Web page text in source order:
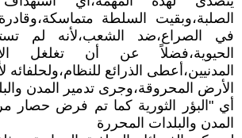
الصلبة،وبقيت السلطة
في الصراع،ضد الشعب،لأنه لم
الحيوية،فضلاً عن أن تغلغل
المدنيين،أعطى الذرائع للنظام،ولحلفائه
الأرض المحروقة،وجرى تدمير المدن
أي "البؤر الثورية كما تم فرض حصار
المدن والبلدات المحررة